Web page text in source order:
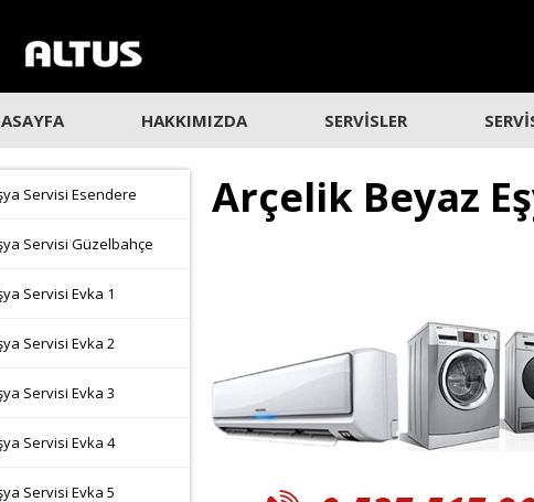
HAKKIMIZDA SERVİSLER
Arçelik Beyaz
Servisi Esendere
Servisi Güzelbahçe
Servisi Evka 1
Servisi Evka 2
Servisi Evka 3
Servisi Evka 4
Servisi Evka 5